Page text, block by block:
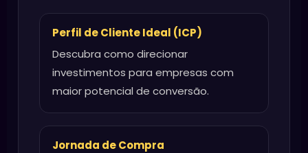
Perfil de Cliente Ideal (ICP)
Descubra como direcionar
investimentos para empresas com
maior potencial de conversão.
Jornada de Compra